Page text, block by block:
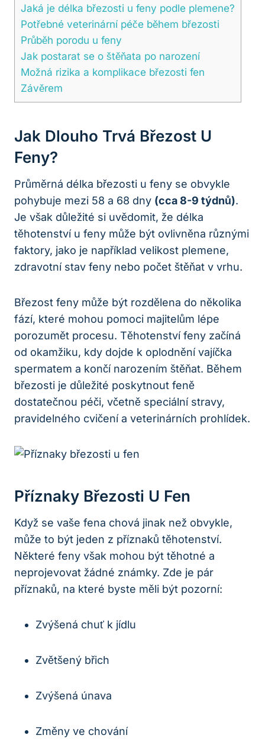
Jaká je délka březosti u feny podle plemene?
Potřebné veterinární péče během březosti
Průběh porodu u feny
Jak postarat se o štěňata po narození
Možná rizika a komplikace březosti fen
Závěrem
Jak Dlouho Trvá Březost U
Feny?
Průměrná délka březosti u feny se obvykle
pohybuje mezi 58 a 68 dny (cca 8-9 týdnů).
Je však důležité si uvědomit, že délka
těhotenství u feny může být ovlivněna různými
faktory, jako je například velikost plemene,
zdravotní stav feny nebo počet štěňat v vrhu.
Březost feny může být rozdělena do několika
fází, které mohou pomoci majitelům lépe
porozumět procesu. Těhotenství feny začíná
od okamžiku, kdy dojde k oplodnění vajíčka
spermatem a končí narozením štěňat. Během
březosti je důležité poskytnout feně
dostatečnou péči, včetně speciální stravy,
pravidelného cvičení a veterinárních prohlídek.
Příznaky Březosti U Fen
Když se vaše fena chová jinak než obvykle,
může to být jeden z příznaků těhotenství.
Některé feny však mohou být těhotné a
neprojevovat žádné známky. Zde je pár
příznaků, na které byste měli být pozorní:
Zvýšená chuť k jídlu
Zvětšený břich
Zvýšená únava
Změny ve chování